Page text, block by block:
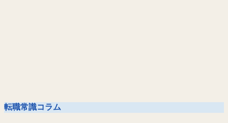
転職常識コラム